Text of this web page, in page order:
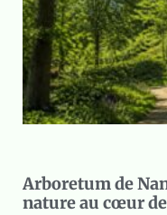
Arboretum de
nature au cœur